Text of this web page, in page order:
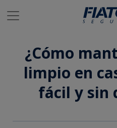
Saltar al contenido principal
¿Cómo
limpio en
fácil y sin